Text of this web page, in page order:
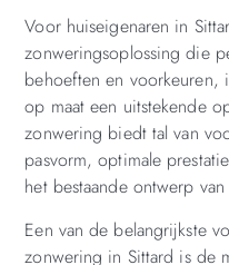
Voor huiseigenaren in
zonweringsoplossing die
behoeften en voorkeuren,
op maat een uitstekende
zonwering biedt tal van
pasvorm, optimale
het bestaande ontwerp
Een van de belangrijkste
zonwering in Sittard is de